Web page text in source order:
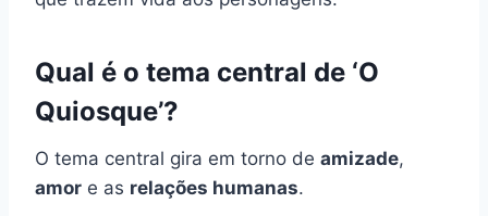
Qual é o tema central de ‘O
Quiosque’?
O tema central gira em torno de amizade,
amor e as relações humanas.